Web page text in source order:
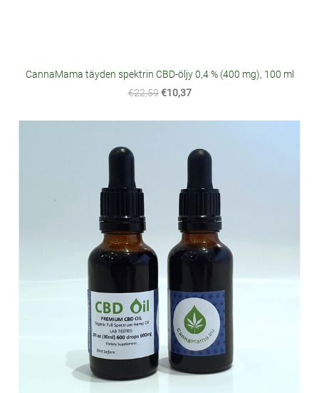
CannaMama täyden spektrin CBD-öljy 0,4 % (400 mg), 100 ml
€22,59 €10,37